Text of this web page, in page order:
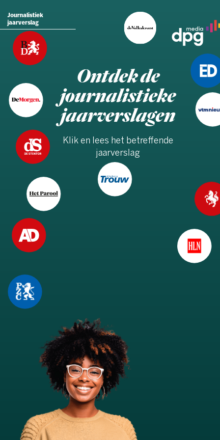
Journalistiek
jaarverslag
Ontdek de
journalistieke
jaarverslagen
Klik en lees het betreffende
jaarverslag